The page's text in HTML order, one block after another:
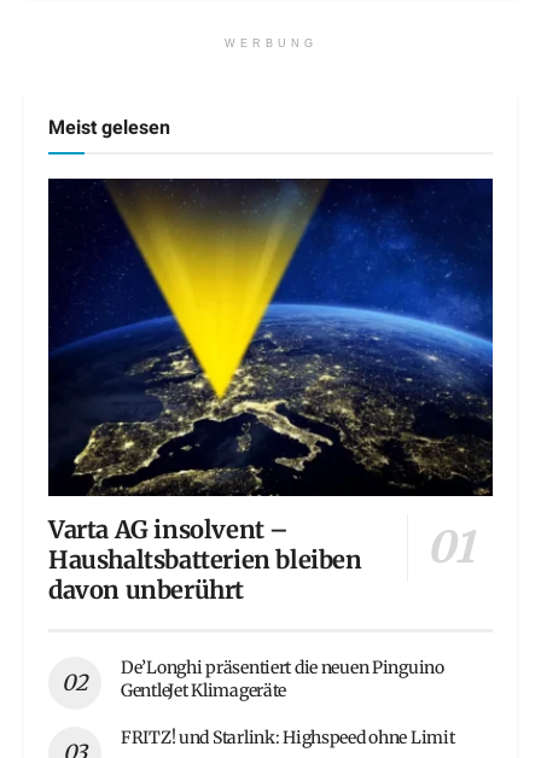
WERBUNG
Meist gelesen
Varta AG insolvent –
Haushaltsbatterien bleiben
davon unberührt
De’Longhi präsentiert die neuen Pinguino
GentleJet Klimageräte
FRITZ! und Starlink: Highspeed ohne Limit